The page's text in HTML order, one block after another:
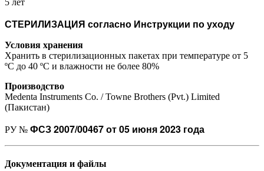
СТЕРИЛИЗАЦИЯ согласно Инструкции по уходу
Условия хранения
Хранить в стерилизационных пакетах при температуре от 5
ºС до 40 ºС и влажности не более 80%
Производство
Medenta Instruments Co. / Towne Brothers (Pvt.) Limited
(Пакистан)
РУ № ФСЗ 2007/00467 от 05 июня 2023 года
Документация и файлы